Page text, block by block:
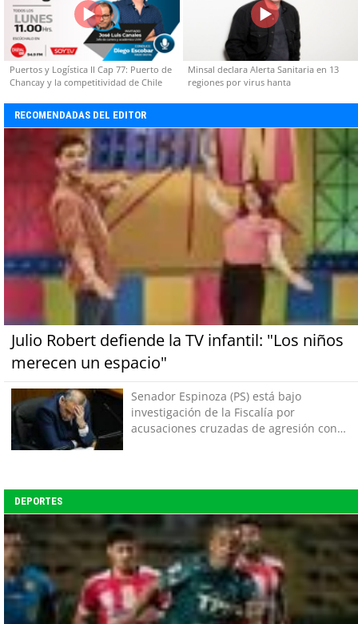
Puertos y Logística II Cap 77: Puerto de
Chancay y la competitividad de Chile
Minsal declara Alerta Sanitaria en 13
regiones por virus hanta
RECOMENDADAS DEL EDITOR
Julio Robert defiende la TV infantil: "Los niños
merecen un espacio"
Senador Espinoza (PS) está bajo
investigación de la Fiscalía por
acusaciones cruzadas de agresión con
DEPORTES